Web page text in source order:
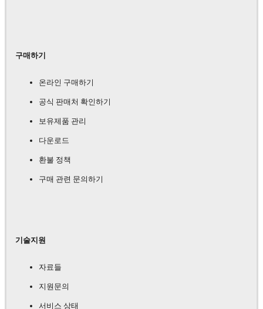
구매하기
온라인 구매하기
공식 판매처 확인하기
보유제품 관리
다운로드
환불 정책
구매 관련 문의하기
기술지원
자료들
지원문의
서비스 상태